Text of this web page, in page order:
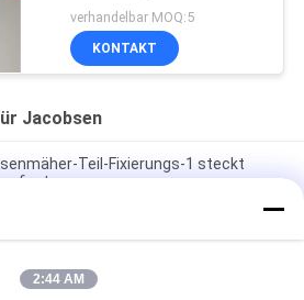
Jacobsen
verhandelbar MOQ:5
KONTAKT
Jacobsen
Teil-Fixierungs-1 steckt
fest
Teile des Metallgk0071000152
mower
- Anpassung des 3/8-24-Drahtes
2:44 AM